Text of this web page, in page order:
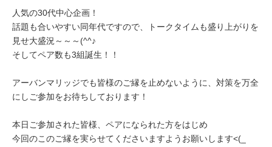
人気の30代中心企画！
話題も合いやすい同年代ですので、トークタイムも盛り上がりを
見せ大盛況～～～(^^♪
そしてペア数も3組誕生！！
アーバンマリッジでも皆様のご縁を止めないように、対策を万全
にしご参加をお待ちしております！
本日ご参加された皆様、ペアになられた方をはじめ
今回のこのご縁を実らせてくださいますようお願いします<(_